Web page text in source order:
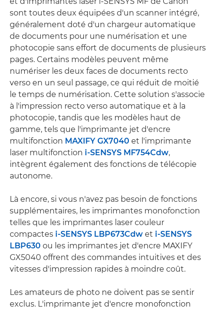
sont toutes deux équipées d'un scanner intégré,
généralement doté d'un chargeur automatique
de documents pour une numérisation et une
photocopie sans effort de documents de plusieurs
pages. Certains modèles peuvent même
numériser les deux faces de documents recto
verso en un seul passage, ce qui réduit de moitié
le temps de numérisation. Cette solution s'associe
à l'impression recto verso automatique et à la
photocopie, tandis que les modèles haut de
gamme, tels que l'imprimante jet d'encre
multifonction MAXIFY GX7040 et l'imprimante
laser multifonction i-SENSYS MF754Cdw,
intègrent également des fonctions de télécopie
autonome.
Là encore, si vous n'avez pas besoin de fonctions
supplémentaires, les imprimantes monofonction
telles que les imprimantes laser couleur
compactes i-SENSYS LBP673Cdw et i-SENSYS
LBP630 ou les imprimantes jet d'encre MAXIFY
GX5040 offrent des commandes intuitives et des
vitesses d'impression rapides à moindre coût.
Les amateurs de photo ne doivent pas se sentir
exclus. L'imprimante jet d'encre monofonction